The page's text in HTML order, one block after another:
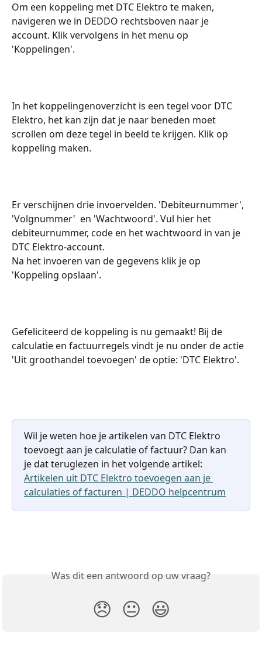
Om een koppeling met DTC Elektro te maken,
navigeren we in DEDDO rechtsboven naar je
account. Klik vervolgens in het menu op
'Koppelingen'.
In het koppelingenoverzicht is een tegel voor DTC
Elektro, het kan zijn dat je naar beneden moet
scrollen om deze tegel in beeld te krijgen. Klik op
koppeling maken.
Er verschijnen drie invoervelden. 'Debiteurnummer',
'Volgnummer'  en 'Wachtwoord'. Vul hier het
debiteurnummer, code en het wachtwoord in van je
DTC Elektro-account.
Na het invoeren van de gegevens klik je op
'Koppeling opslaan'.
Gefeliciteerd de koppeling is nu gemaakt! Bij de
calculatie en factuurregels vindt je nu onder de actie
'Uit groothandel toevoegen' de optie: 'DTC Elektro'.
Wil je weten hoe je artikelen van DTC Elektro
toevoegt aan je calculatie of factuur? Dan kan
je dat teruglezen in het volgende artikel:
Artikelen uit DTC Elektro toevoegen aan je
calculaties of facturen | DEDDO helpcentrum
Was dit een antwoord op uw vraag?
😞 😐 😃